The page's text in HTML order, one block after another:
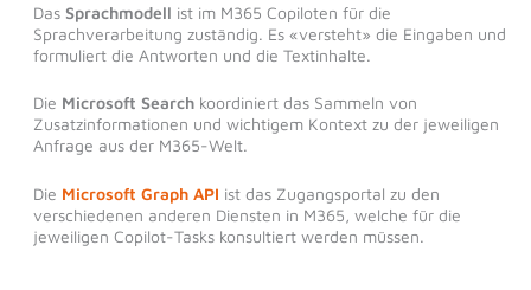
Das Sprachmodell ist im M365 Copiloten für die
Sprachverarbeitung zuständig. Es «versteht» die Eingaben und
formuliert die Antworten und die Textinhalte.
Die Microsoft Searchkoordiniert das Sammeln von
Zusatzinformationen und wichtigem Kontext zu der jeweiligen
Anfrage aus der M365-Welt.
Die Microsoft Graph API ist das Zugangsportal zu den
verschiedenen anderen Diensten in M365, welche für die
jeweiligen Copilot-Tasks konsultiert werden müssen.